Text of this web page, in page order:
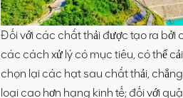
Đối với các chất thải được tạo ra
các cách xử lý có mục tiêu, có thể
chọn lại các hạt sau chất thải,
loại cao hơn hạng kinh tế; đối với